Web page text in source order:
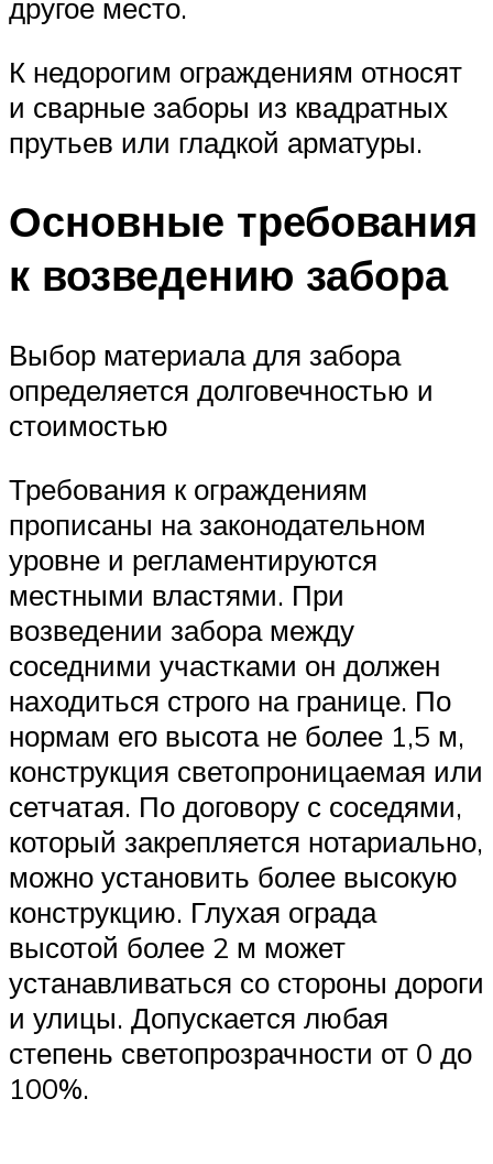
другое место.
К недорогим ограждениям относят
и сварные заборы из квадратных
прутьев или гладкой арматуры.
Основные требования
к возведению забора
Выбор материала для забора
определяется долговечностью и
стоимостью
Требования к ограждениям
прописаны на законодательном
уровне и регламентируются
местными властями. При
возведении забора между
соседними участками он должен
находиться строго на границе. По
нормам его высота не более 1,5 м,
конструкция светопроницаемая или
сетчатая. По договору с соседями,
который закрепляется нотариально,
можно установить более высокую
конструкцию. Глухая ограда
высотой более 2 м может
устанавливаться со стороны дороги
и улицы. Допускается любая
степень светопрозрачности от 0 до
100%.